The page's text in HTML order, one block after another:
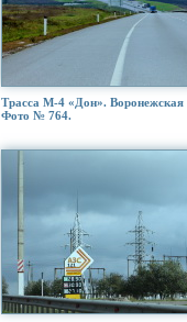
Трасса М-4 «Дон». Воронежская
Фото № 764.